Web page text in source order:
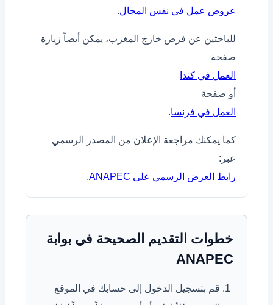
عروض عمل في نفس المجال.
للباحثين عن فرص خارج المغرب، يمكن أيضاً زيارة
صفحة
العمل في كندا
أو صفحة
العمل في فرنسا.
كما يمكنك مراجعة الإعلان من المصدر الرسمي
عبر:
رابط العرض الرسمي على ANAPEC
.
خطوات التقديم الصحيحة في بوابة
ANAPEC
قم بتسجيل الدخول إلى حسابك في الموقع